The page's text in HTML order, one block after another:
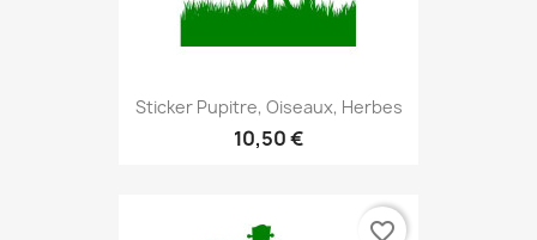
Sticker Pupitre, Oiseaux, Herbes
10,50 €
favorite_border